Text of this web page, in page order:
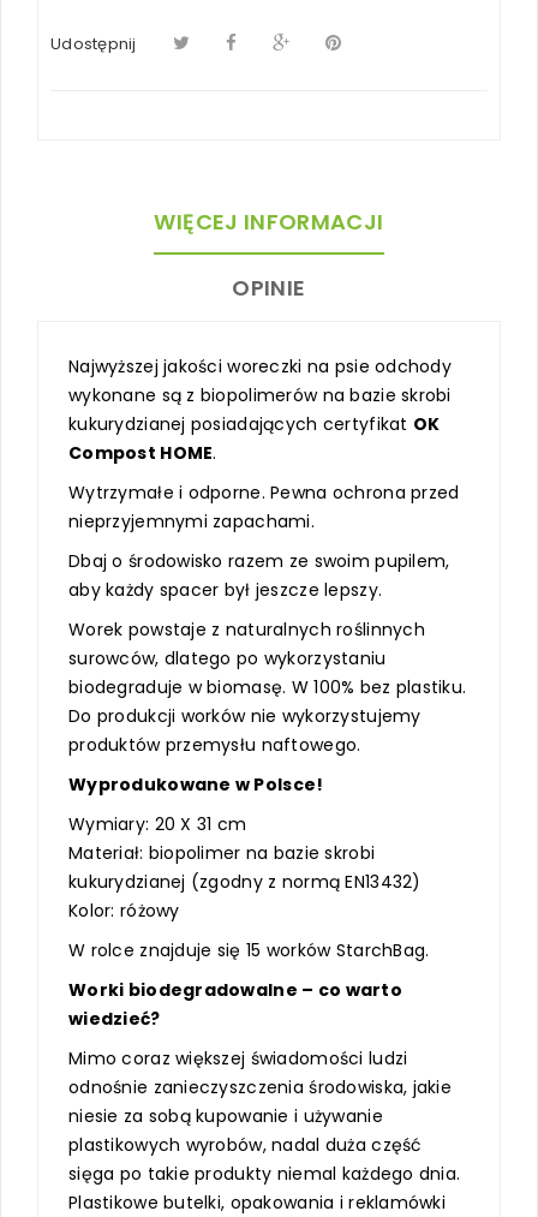
Udostępnij
WIĘCEJ INFORMACJI
OPINIE
Najwyższej jakości woreczki na psie odchody
wykonane są z biopolimerów na bazie skrobi
kukurydzianej posiadających certyfikat OK
Compost HOME.
Wytrzymałe i odporne. Pewna ochrona przed
nieprzyjemnymi zapachami.
Dbaj o środowisko razem ze swoim pupilem,
aby każdy spacer był jeszcze lepszy.
Worek powstaje z naturalnych roślinnych
surowców, dlatego po wykorzystaniu
biodegraduje w biomasę. W 100% bez plastiku.
Do produkcji worków nie wykorzystujemy
produktów przemysłu naftowego.
Wyprodukowane w Polsce!
Wymiary: 20 X 31 cm
Materiał: biopolimer na bazie skrobi
kukurydzianej (zgodny z normą EN13432)
Kolor: różowy
W rolce znajduje się 15 worków StarchBag.
Worki biodegradowalne – co warto
wiedzieć?
Mimo coraz większej świadomości ludzi
odnośnie zanieczyszczenia środowiska, jakie
niesie za sobą kupowanie i używanie
plastikowych wyrobów, nadal duża część
sięga po takie produkty niemal każdego dnia.
Plastikowe butelki, opakowania i reklamówki